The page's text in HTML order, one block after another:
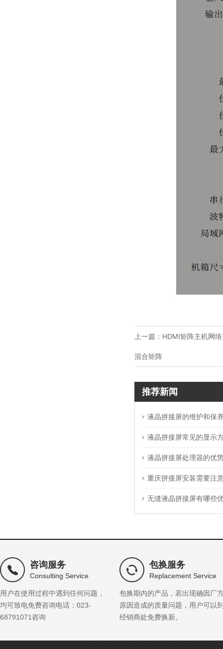
上一篇： HDMI矩阵主机网
混合矩阵
推荐新闻
液晶拼接屏的维护和保
液晶拼接屏常见的显示
液晶拼接屏处理器的优
重庆拼接屏安装需要注
无缝液晶拼接屏有哪些
咨询服务
Consulting Service
用户在使用过程中遇到任何问题，
均可致电免费咨询电话：023-
68791071咨询
包换服务
Replacement Service
包换期内的产品，若出现确因厂
原因造成的质量问题，用户可以
经销商处免费换新。